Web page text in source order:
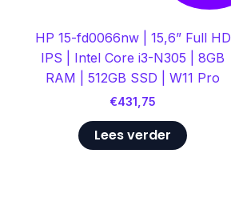
HP 15-fd0066nw | 15,6” Full HD
IPS | Intel Core i3-N305 | 8GB
RAM | 512GB SSD | W11 Pro
€431,75
Lees verder